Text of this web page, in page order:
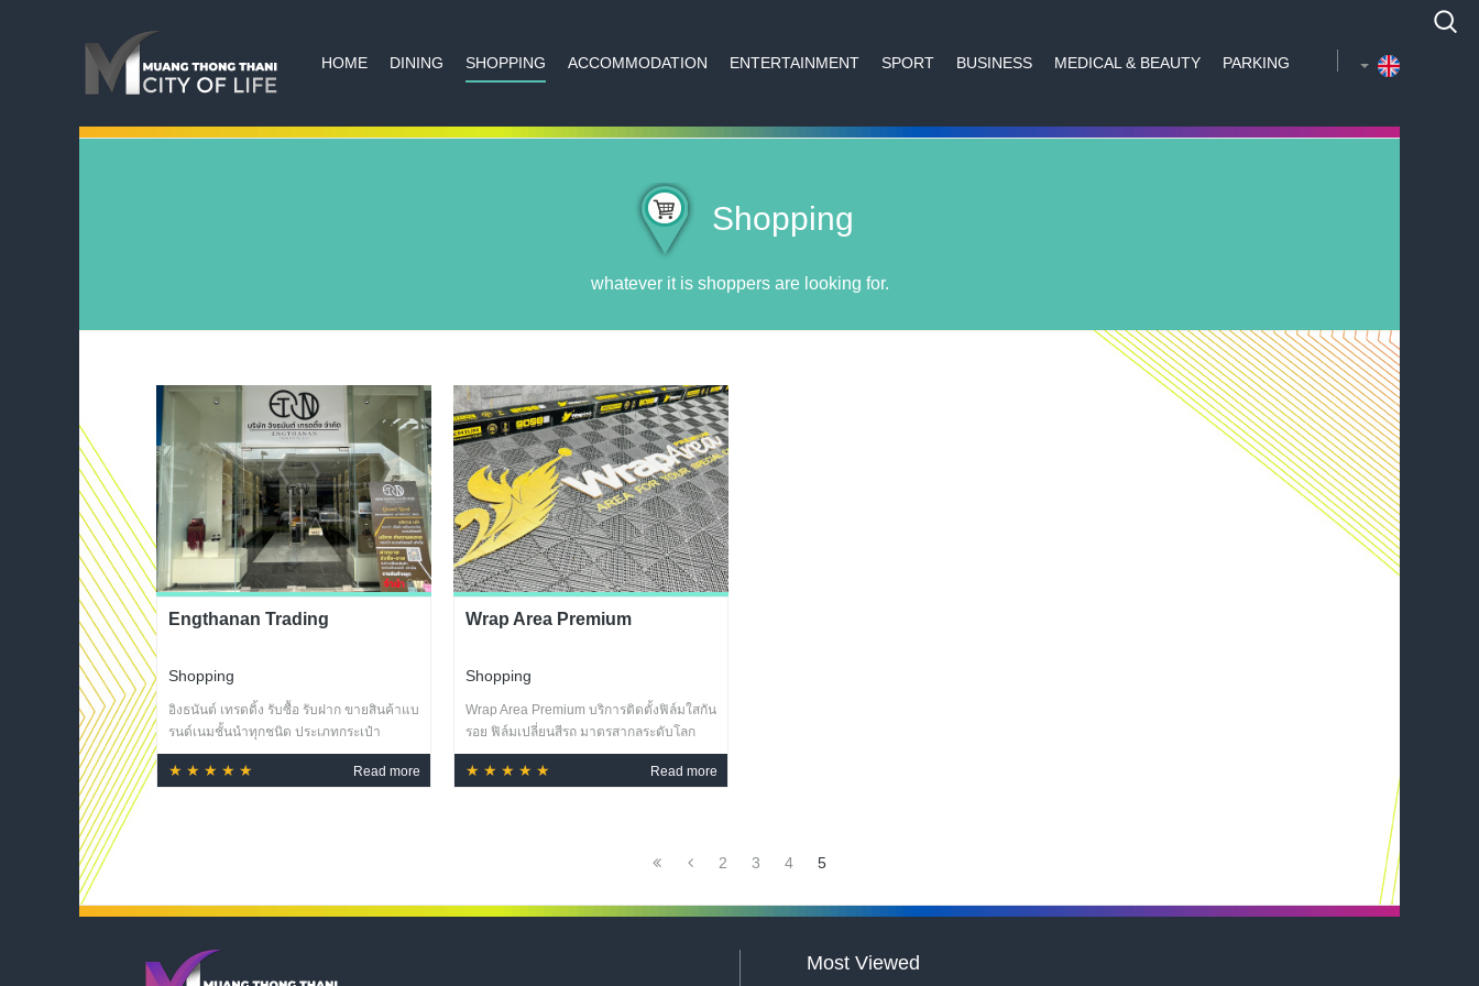
HOME DINING SHOPPING ACCOMMODATION ENTERTAINMENT SPORT BUSINESS MEDICAL & BEAUTY PARKING
Shopping
whatever it is shoppers are looking for.
Engthanan Trading
Shopping
อิงธนันต์ เทรดดิ้ง รับซื้อ รับฝาก ขายสินค้าแบ
รนด์เนมชั้นนำทุกชนิด ประเภทกระเป๋า
รองเท้า เครื่องประดับ
★★★★★ Read more
Wrap Area Premium
Shopping
Wrap Area Premium บริการติดตั้งฟิล์มใสกัน
รอย ฟิล์มเปลี่ยนสีรถ มาตรสากลระดับโลก
แห่งแรกและแห่งเดียวที่เมืองทองธานี
★★★★★ Read more
2 3 4 5
Most Viewed